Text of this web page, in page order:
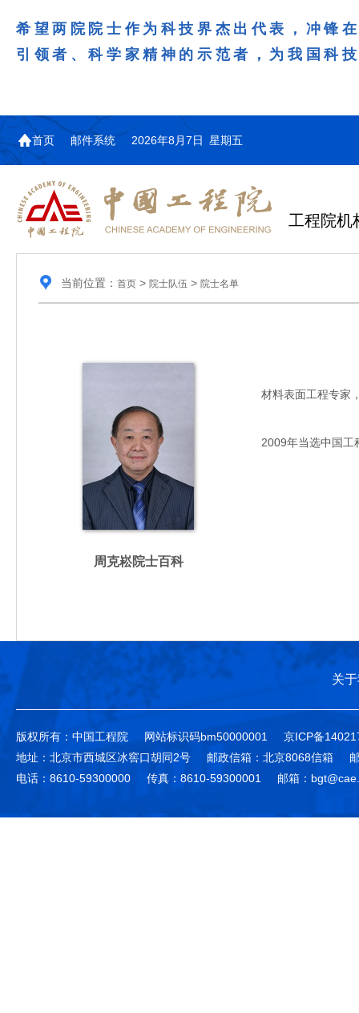
希望两院院士作为科技界杰出代表，冲锋
引领者、科学家精神的示范者，为我国科
首页 邮件系统 2026年8月7日 星期五
工程院机
当前位置： 首页> 院士队伍 > 院士名单
周克崧院士百科
材料表面工程专家，
2009年当选中国工
关
版权所有：中国工程院 网站标识码bm50000001
京ICP备
地址：北京市西城区冰窖口胡同2号
邮政信箱：北京8068信箱
电话：8610-59300000
传真：8610-59300001 邮箱：